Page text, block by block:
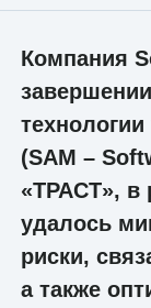
Компания
(SAM –
«ТРАСТ», в
удалось
риски,
а также